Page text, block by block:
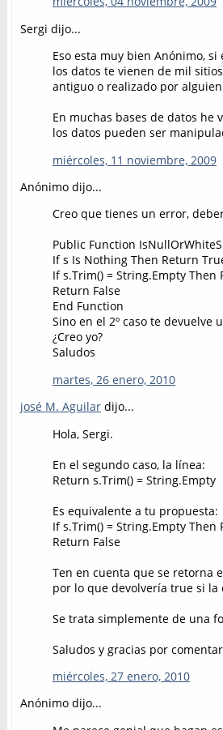
Sergi dijo...
Eso esta muy bien Anónimo,
los datos te vienen de mil
antiguo o realizado por
En muchas bases de datos he
los datos pueden ser
miércoles, 11 noviembre, 2009
Anónimo dijo...
Creo que tienes un error,
Public Function
If s Is Nothing Then Return
If s.Trim() = String.Empty Then
Return False
End Function
Sino en el 2º caso te devuelve
¿Creo yo?
Saludos
martes, 26 enero, 2010
josé M. Aguilar dijo...
Hola, Sergi.
En el segundo caso, la línea:
Return s.Trim() = String.Empty
Es equivalente a tu propuesta:
If s.Trim() = String.Empty Then
Return False
Ten en cuenta que se retorna
por lo que devolvería true si la
Se trata simplemente de una
Saludos y gracias por
miércoles, 27 enero, 2010
Anónimo dijo...